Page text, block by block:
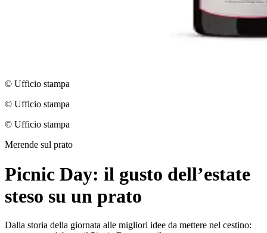
© Ufficio stampa
© Ufficio stampa
© Ufficio stampa
Merende sul prato
Picnic Day: il gusto dell’estate
steso su un prato
Dalla storia della giornata alle migliori idee da mettere nel cestino: